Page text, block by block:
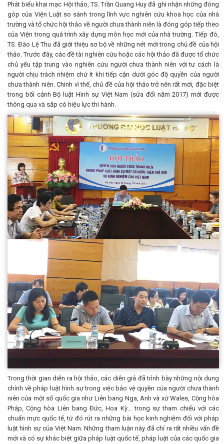
Phát biểu khai mạc Hội thảo, TS. Trần Quang Huy đã ghi nhận những đóng
góp của Viện Luật so sánh trong lĩnh vực nghiên cứu khoa học của nhà
trường và tổ chức hội thảo về người chưa thành niên là đóng góp tiếp theo
của Viện trong quá trình xây dựng môn học mới của nhà trường. Tiếp đó,
TS. Đào Lệ Thu đã giới thiệu sơ bộ về những nét mới trong chủ đề của hội
thảo. Trước đây, các đề tài nghiên cứu hoặc các hội thảo đã được tổ chức
chủ yếu tập trung vào nghiên cứu người chưa thành niên với tư cách là
người chịu trách nhiệm chứ ít khi tiếp cận dưới góc độ quyền của người
chưa thành niên. Chính vì thế, chủ đề của hội thảo trở nên rất mới, đặc biệt
trong bối cảnh Bộ luật Hình sự Việt Nam (sửa đổi năm 2017) mới được
thông qua và sắp có hiệu lực thi hành.
Trong thời gian diễn ra hội thảo, các diễn giả đã trình bày những nội dung
chính về pháp luật hình sự trong việc bảo vệ quyền của người chưa thành
niên của một số quốc gia như Liên bang Nga, Anh và xứ Wales, Cộng hòa
Pháp, Cộng hòa Liên bang Đức, Hoa Kỳ… trong sự tham chiếu với các
chuẩn mực quốc tế, từ đó rút ra những bài học kinh nghiệm đối với pháp
luật hình sự của Việt Nam. Những tham luận này đã chỉ ra rất nhiều vấn đề
mới và có sự khác biệt giữa pháp luật quốc tế, pháp luật của các quốc gia